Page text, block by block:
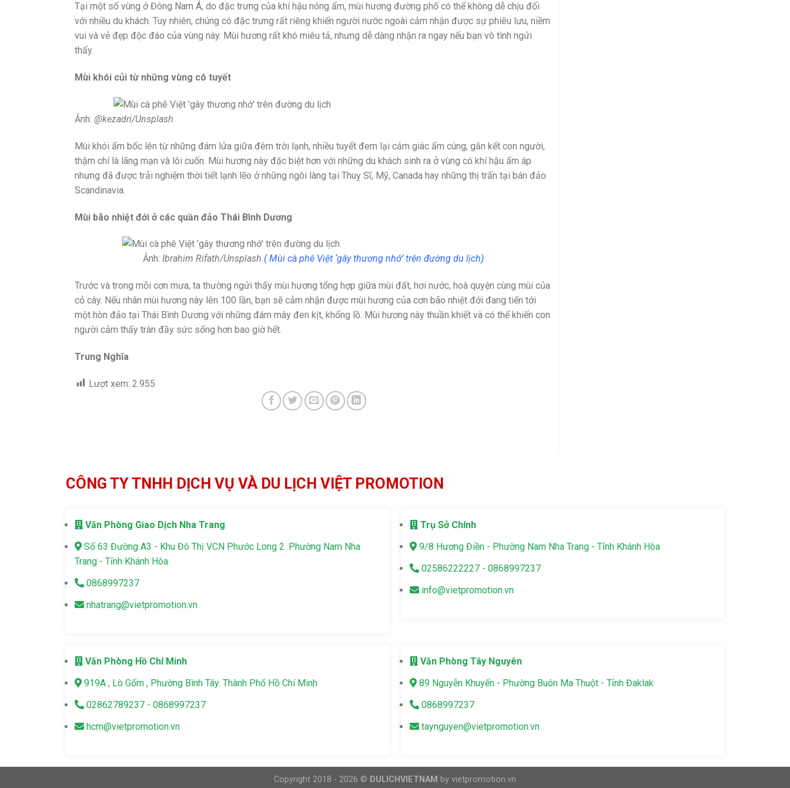
Tại một số vùng ở Đông Nam Á, do đặc trưng của khí hậu nóng ẩm, mùi hương đường phố có thể không dễ chịu đối
với nhiều du khách. Tuy nhiên, chúng có đặc trưng rất riêng khiến người nước ngoài cảm nhận được sự phiêu lưu, niềm
vui và vẻ đẹp độc đáo của vùng này. Mùi hương rất khó miêu tả, nhưng dễ dàng nhận ra ngay nếu bạn vô tình ngửi
thấy.
Mùi khói củi từ những vùng có tuyết
Ảnh: @kezadri/Unsplash
Mùi khói ấm bốc lên từ những đám lửa giữa đêm trời lạnh, nhiều tuyết đem lại cảm giác ấm cúng, gắn kết con người,
thậm chí là lãng mạn và lôi cuốn. Mùi hương này đặc biệt hơn với những du khách sinh ra ở vùng có khí hậu ấm áp
nhưng đã được trải nghiệm thời tiết lạnh lẽo ở những ngôi làng tại Thuỵ Sĩ, Mỹ, Canada hay những thị trấn tại bán đảo
Scandinavia.
Mùi bão nhiệt đới ở các quần đảo Thái Bình Dương
Ảnh:Ibrahim Rifath/Unsplash ( Mùi cà phê Việt ‘gây thương nhớ’ trên đường du lịch)
Trước và trong mỗi cơn mưa, ta thường ngửi thấy mùi hương tổng hợp giữa mùi đất, hơi nước, hoà quyện cùng mùi của
cỏ cây. Nếu nhân mùi hương này lên 100 lần, bạn sẽ cảm nhận được mùi hương của cơn bão nhiệt đới đang tiến tới
một hòn đảo tại Thái Bình Dương với những đám mây đen kịt, khổng lồ. Mùi hương này thuần khiết và có thể khiến con
người cảm thấy tràn đầy sức sống hơn bao giờ hết.
Trung Nghĩa
Lượt xem: 2.955
CÔNG TY TNHH DỊCH VỤ VÀ DU LỊCH VIỆT PROMOTION
Văn Phòng Giao Dịch Nha Trang
Số 63 Đường A3 - Khu Đô Thị VCN Phước Long 2 .Phường Nam Nha
Trang - Tỉnh Khánh Hòa
0868997237
nhatrang@vietpromotion.vn
Trụ Sở Chính
9/8 Hương Điền - Phường Nam Nha Trang - Tỉnh Khánh Hòa
02586222227 - 0868997237
info@vietpromotion.vn
Văn Phòng Hồ Chí Minh
919A , Lò Gốm , Phường Bình Tây. Thành Phố Hồ Chí Minh
02862789237 - 0868997237
hcm@vietpromotion.vn
Văn Phòng Tây Nguyên
89 Nguyễn Khuyến - Phường Buôn Ma Thuột - Tỉnh Đaklak
0868997237
taynguyen@vietpromotion.vn
Copyright 2018 - 2026 © DULICHVIETNAM by vietpromotion.vn